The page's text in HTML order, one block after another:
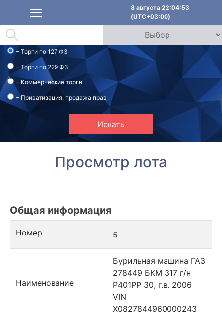
8 августа 22:04:53
(UTC+03:00)
Искать
– Торги по 127 ФЗ
– Торги по 229 ФЗ
– Коммерческие торги
– Приватизация, продажа прав
Просмотр лота
Общая информация
Номер 5
Наименование
Бурильная машина ГАЗ
278449 БКМ 317 г/н
Р401РР 30, г.в. 2006
VIN
X0827844960000243